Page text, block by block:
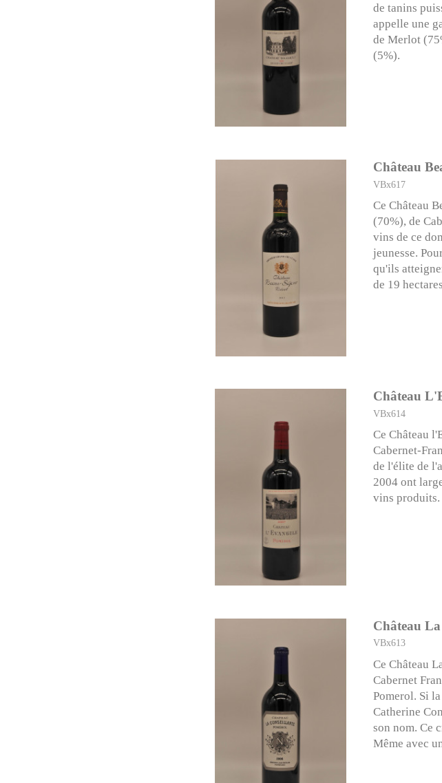
de tanins
appelle une
de Merlot
(5%).
Château
VBx617
Ce Château
(70%), de
vins de ce
jeunesse.
qu'ils
de 19
Château
VBx614
Ce Château
Cabernet-
de l'élite de
2004 ont
vins produits.
Château
VBx613
Ce Château
Cabernet
Pomerol. Si
Catherine
son nom. Ce
Même avec